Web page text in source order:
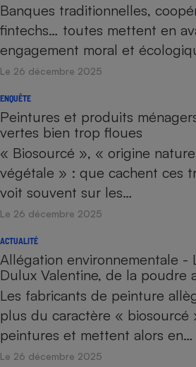
Banques traditionnelles,
fintechs… toutes mettent en
engagement moral et
Le 26 décembre 2025
ENQUÊTE
Peintures et produits
vertes bien trop floues
« Biosourcé », « origine
végétale » : que cachent ces
voit souvent sur les…
Le 26 décembre 2025
ACTUALITÉ
Allégation environnementale -
Dulux Valentine, de la poudre
Les fabricants de peinture
plus du caractère « biosourcé
peintures et mettent alors en…
Le 26 décembre 2025